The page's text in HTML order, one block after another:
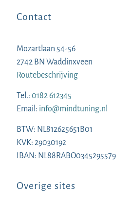
Contact
Mozartlaan 54-56
2742 BN Waddinxveen
Routebeschrijving
Tel.: 0182 612345
Email: info@mindtuning.nl
BTW: NL812625651B01
KVK: 29030192
IBAN: NL88RABO0345295579
Overige sites